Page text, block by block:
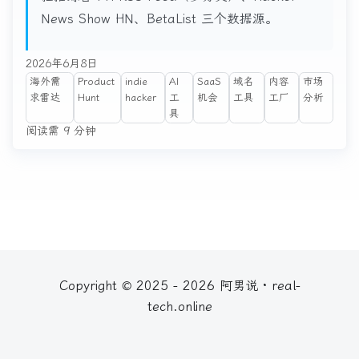
News Show HN、BetaList 三个数据源。
2026年6月8日
海外需
求雷达
Product
Hunt
indie
hacker
AI
工
具
SaaS
机会
域名
工具
内容
工厂
市场
分析
阅读需 9 分钟
Copyright © 2025 - 2026 阿男说 · real-
tech.online